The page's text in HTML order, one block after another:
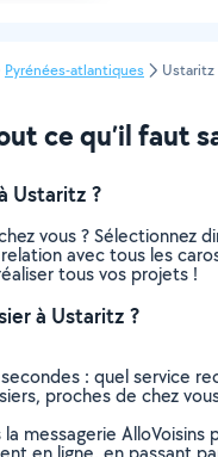
Pyrénées-atlantiques Ustaritz
ce qu’il faut
Ustaritz ?
vous ?
avec tous les
tous vos projets !
à Ustaritz ?
: quel service
proches de chez
messagerie